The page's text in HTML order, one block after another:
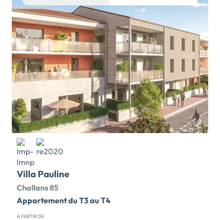
et accès au sentier côtier GR8. C'est ici que s'installe
la résidence Les Terrasses Littoral, à deux pas de la
plage de la Sauzaie et des plus beaux panoramas de la
côte. Les appartements, du 2 au 4 pièces, offrent de
beaux volumes et une luminosité naturelle. Chaque
logement s'ouvre sur une terrasse ou un jardin.
Profitez au quotidien de prestations de qualité, d'un
excellent confort thermique et acoustique. Pour que
votre appartement à Brétignolles-sur-mer réponde à
vos envies et vos habitudes de vie, Stradim vous
propose son service de conception participative.
Concevez votre agencement selon vos besoins,
adaptez les espaces à votre mode de vie et
personnalisez […] Voir le programme immobilier neuf
>>
Villa Pauline
Challans 85
Appartement du T3 au T4
À PARTIR DE